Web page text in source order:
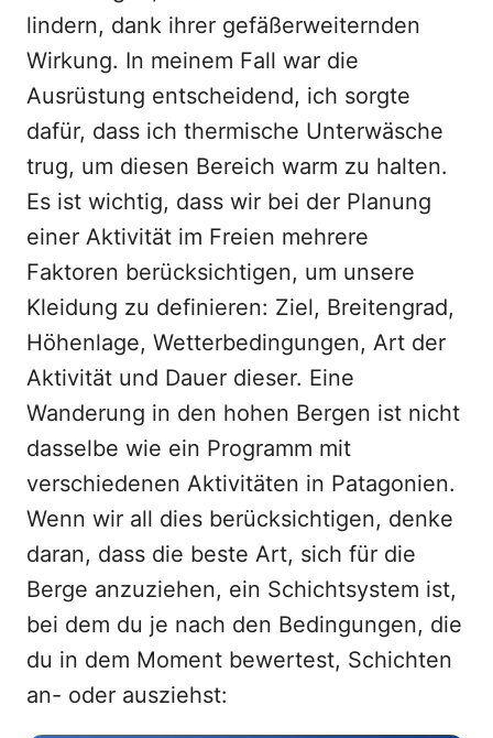
lindern, dank ihrer gefäßerweiternden
Wirkung. In meinem Fall war die
Ausrüstung entscheidend, ich sorgte
dafür, dass ich thermische Unterwäsche
trug, um diesen Bereich warm zu halten.
Es ist wichtig, dass wir bei der Planung
einer Aktivität im Freien mehrere
Faktoren berücksichtigen, um unsere
Kleidung zu definieren: Ziel, Breitengrad,
Höhenlage, Wetterbedingungen, Art der
Aktivität und Dauer dieser. Eine
Wanderung in den hohen Bergen ist nicht
dasselbe wie ein Programm mit
verschiedenen Aktivitäten in Patagonien.
Wenn wir all dies berücksichtigen, denke
daran, dass die beste Art, sich für die
Berge anzuziehen, ein Schichtsystem ist,
bei dem du je nach den Bedingungen, die
du in dem Moment bewertest, Schichten
an- oder ausziehst: